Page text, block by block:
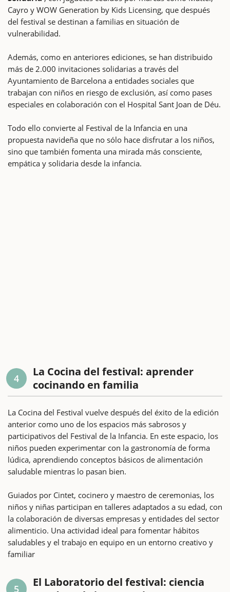
Cayro y WOW Generation by Kids Licensing, que después
del festival se destinan a familias en situación de
vulnerabilidad.
Además, como en anteriores ediciones, se han distribuido
más de 2.000 invitaciones solidarias a través del
Ayuntamiento de Barcelona a entidades sociales que
trabajan con niños en riesgo de exclusión, así como pases
especiales en colaboración con el Hospital Sant Joan de Déu.
Todo ello convierte al Festival de la Infancia en una
propuesta navideña que no sólo hace disfrutar a los niños,
sino que también fomenta una mirada más consciente,
empática y solidaria desde la infancia.
4
La Cocina del festival: aprender
cocinando en familia
La Cocina del Festival vuelve después del éxito de la edición
anterior como uno de los espacios más sabrosos y
participativos del Festival de la Infancia. En este espacio, los
niños pueden experimentar con la gastronomía de forma
lúdica, aprendiendo conceptos básicos de alimentación
saludable mientras lo pasan bien.
Guiados por Cintet, cocinero y maestro de ceremonias, los
niños y niñas participan en talleres adaptados a su edad, con
la colaboración de diversas empresas y entidades del sector
alimenticio. Una actividad ideal para fomentar hábitos
saludables y el trabajo en equipo en un entorno creativo y
familiar
5
El Laboratorio del festival: ciencia